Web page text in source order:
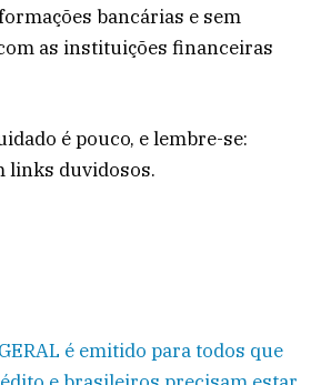
bancárias e sem
as instituições financeiras
é pouco, e lembre-se:
links duvidosos.
é emitido para todos que